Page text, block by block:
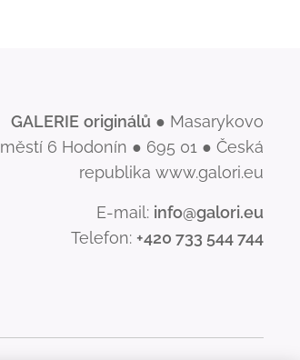
GALERIE originálů ● Masarykovo
6 Hodonín ● 695 01 ● Česká
republika www.galori.eu
E-mail: info@galori.eu
Telefon: +420 733 544 744